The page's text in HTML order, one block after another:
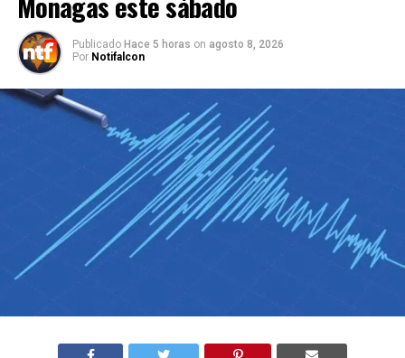
Publicado Hace 5 horas on agosto 8, 2026
Por Notifalcon